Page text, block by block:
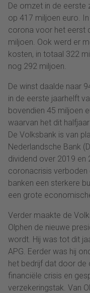
De omzet in de eerste
op 417 miljoen euro.
corona voor het eerst
miljoen. Ook werd er
kosten, in totaal 322
nog 292 miljoen.
De winst daalde naar
in de eerste jaarhelft
bovendien 45 miljoen
waarvan het dit
De Volksbank is van
Nederlandsche Bank
dividend over 2019 en
coronacrisis
banken een sterkere
een grote
Verder maakte de
Olphen de nieuwe
wordt. Hij was tot dit
APG. Eerder was hij
het bedrijf dat door de
financiële crisis en
verzekeringstak. Van